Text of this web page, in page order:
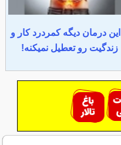
این درمان دیگه کمردرد کار و
زندگیت رو تعطیل نمیکنه!